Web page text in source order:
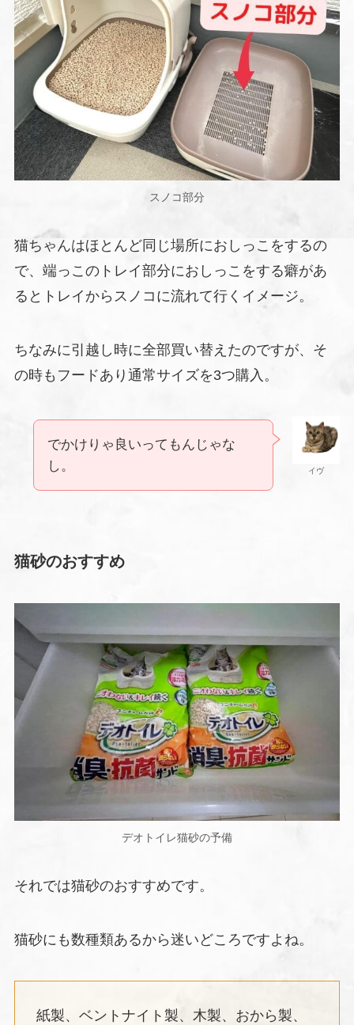
スノコ部分
猫ちゃんはほとんど同じ場所におしっこをするの
で、端っこのトレイ部分におしっこをする癖があ
るとトレイからスノコに流れて行くイメージ。
ちなみに引越し時に全部買い替えたのですが、そ
の時もフードあり通常サイズを3つ購入。
イヴ
でかけりゃ良いってもんじゃな
し。
猫砂のおすすめ
デオトイレ猫砂の予備
それでは猫砂のおすすめです。
猫砂にも数種類あるから迷いどころですよね。
紙製、ベントナイト製、木製、おから製、